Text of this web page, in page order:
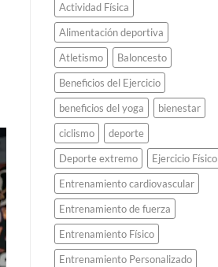
viejos.
Actividad Física
Alimentación deportiva
Atletismo
Baloncesto
Beneficios del Ejercicio
beneficios del yoga
bienestar
ciclismo
deporte
Deporte extremo
Ejercicio Físico
Entrenamiento cardiovascular
Entrenamiento de fuerza
Entrenamiento Físico
Entrenamiento Personalizado